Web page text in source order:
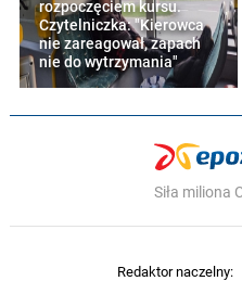
rozpoczęciem kursu.
Czytelniczka: "Kierowca
nie zareagował, zapach
nie do wytrzymania"
Siła miliona
Redaktor naczelny: